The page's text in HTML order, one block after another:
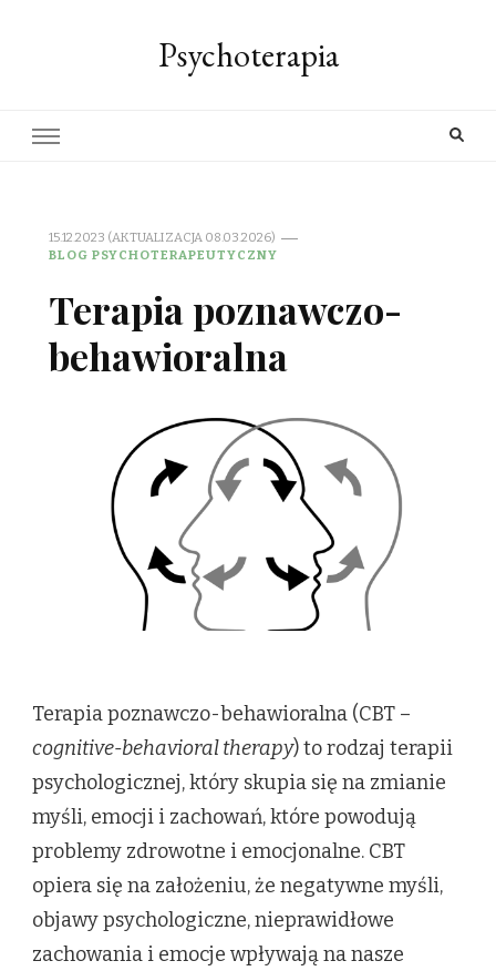
Psychoterapia
15.12.2023 (AKTUALIZACJA 08.03.2026)
BLOG PSYCHOTERAPEUTYCZNY
Terapia poznawczo-
behawioralna
Terapia poznawczo-behawioralna (CBT –
cognitive-behavioral therapy) to rodzaj terapii
psychologicznej, który skupia się na zmianie
myśli, emocji i zachowań, które powodują
problemy zdrowotne i emocjonalne. CBT
opiera się na założeniu, że negatywne myśli,
objawy psychologiczne, nieprawidłowe
zachowania i emocje wpływają na nasze